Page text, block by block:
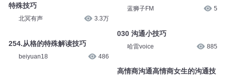
特殊技巧
北冥有声 3.3万
254.从格的特殊解读技巧
beiyuan18 486
蓝狮子FM 5
030 沟通小技巧
哈雷voice 885
高情商沟通高情商女生的沟通技